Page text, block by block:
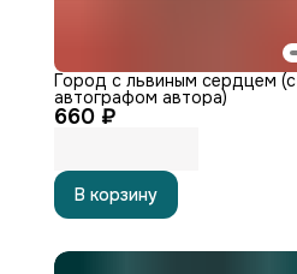
660 ₽
Город с львиным сердцем (с
автографом автора)
В корзину